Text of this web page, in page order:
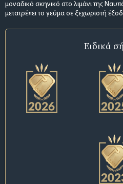
μοναδικό σκηνικό στο λιμάνι της
μετατρέπει το γεύμα σε ξεχωριστή
Ειδικά